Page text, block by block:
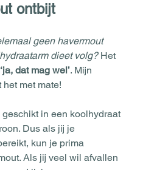
ontbijt
geen havermout
dieet volg? Het
‘ja, dat mag wel’. Mijn
met mate!
in een koolhydraat
Dus als jij je
kun je prima
Als jij veel wil afvallen